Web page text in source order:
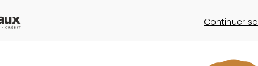
Continuer